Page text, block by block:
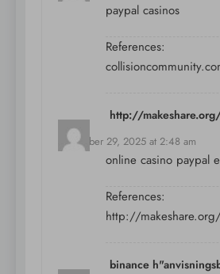
paypal casinos
References:
http://
December 29, 2025 at 2:48 am
online casino paypal
References:
http://
binance